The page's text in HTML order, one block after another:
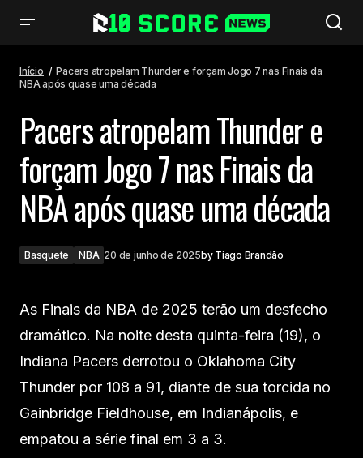
quase uma década
Início
Pacers atropelam Thunder e forçam Jogo 7 nas Finais da
NBA após quase uma década
Pacers atropelam Thunder e
forçam Jogo 7 nas Finais da
NBA após quase uma década
Basquete NBA 20 de junho de 2025by Tiago Brandão
As Finais da NBA de 2025 terão um desfecho
dramático. Na noite desta quinta-feira (19), o
Indiana Pacers derrotou o Oklahoma City
Thunder por 108 a 91, diante de sua torcida no
Gainbridge Fieldhouse, em Indianápolis, e
empatou a série final em 3 a 3.